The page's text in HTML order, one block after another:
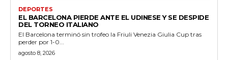
DEPORTES
EL BARCELONA PIERDE ANTE EL UDINESE Y SE DESPIDE
DEL TORNEO ITALIANO
El Barcelona terminó sin trofeo la Friuli Venezia Giulia Cup tras
perder por 1-0...
agosto 8, 2026